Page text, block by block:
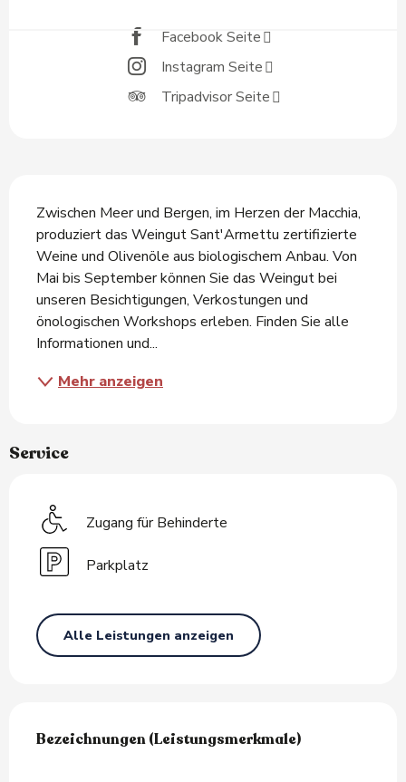
Facebook Seite
Instagram Seite
Tripadvisor Seite
Zwischen Meer und Bergen, im Herzen der Macchia,
produziert das Weingut Sant'Armettu zertifizierte
Weine und Olivenöle aus biologischem Anbau. Von
Mai bis September können Sie das Weingut bei
unseren Besichtigungen, Verkostungen und
önologischen Workshops erleben. Finden Sie alle
Informationen und...
Mehr anzeigen
Service
Zugang für Behinderte
Parkplatz
Alle Leistungen anzeigen
Bezeichnungen (Leistungsmerkmale)
Bezeichnungen (Leistungsmerkmale)